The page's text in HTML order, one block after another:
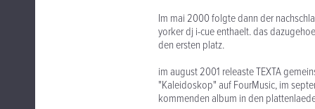
Im mai 2000 folgte dann der
yorker dj i-cue enthaelt. das
den ersten platz.
im august 2001 releaste TEXTA
"Kaleidoskop" auf FourMusic, im
kommenden album in den